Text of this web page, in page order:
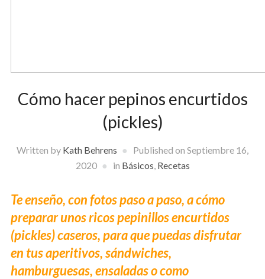
Cómo hacer pepinos encurtidos
(pickles)
Written by Kath Behrens Published on Septiembre 16,
2020
in Básicos, Recetas
Te enseño, con fotos paso a paso, a cómo
preparar unos ricos pepinillos encurtidos
(pickles) caseros, para que puedas disfrutar
en tus aperitivos, sándwiches,
hamburguesas, ensaladas o como